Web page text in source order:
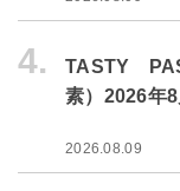
4.
TASTY
素）2026年
2026.08.09